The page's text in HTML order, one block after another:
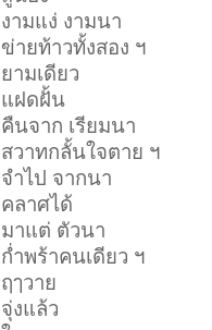
งามแง่ งามนา
ข่ายท้าวทั้งสอง ฯ
ยามเดียว
แฝดฝั้น
คืนจาก เรียมนา
สวาทกลั้นใจตาย ฯ
จำไป จากนา
คลาศได้
มาแต่ ตัวนา
ก่ำพร้าคนเดียว ฯ
ฤๅวาย
จุ่งแล้ว